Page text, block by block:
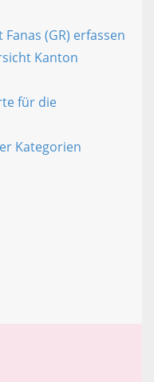
(GR) erfassen
Kanton
für die
Kategorien